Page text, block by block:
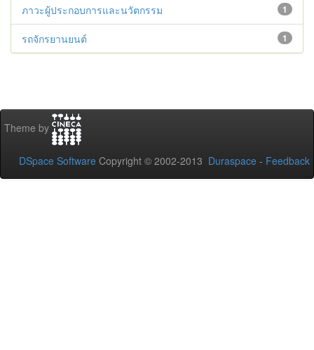
1
ภาวะผู้ประกอบการและนวัตกรรม
1
รถจักรยานยนต์
Theme by
DSpace Software Copyright © 2002-2013 Duraspace - Feedback